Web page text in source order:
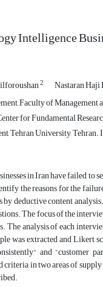
Intelligence
2 Nastaran
Faculty of
for Fundamental
Tehran University, Tehran.
in Iran have failed to
the reasons for the
deductive content
The focus of the
The analysis of each
was extracted and Likert
and “customer
in two areas of